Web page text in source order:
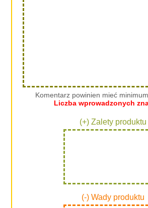
Komentarz powinien mieć
Liczba wprowadzonych
(+) Zalety produktu
(-) Wady produktu